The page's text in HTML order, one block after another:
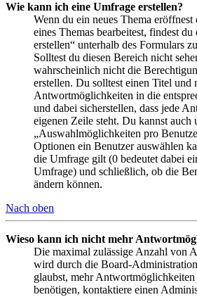
Wie kann ich eine Umfrage erstellen?
Wenn du ein neues Thema eröffnest
eines Themas bearbeitest, findest
erstellen“ unterhalb des Formulars
Solltest du diesen Bereich nicht
wahrscheinlich nicht die
erstellen. Du solltest einen Titel und
Antwortmöglichkeiten in die
und dabei sicherstellen, dass jede
eigenen Zeile steht. Du kannst auch
„Auswahlmöglichkeiten pro
Optionen ein Benutzer auswählen
die Umfrage gilt (0 bedeutet dabei
Umfrage) und schließlich, ob die
ändern können.
Nach oben
Wieso kann ich nicht mehr
Die maximal zulässige Anzahl von
wird durch die Board-
glaubst, mehr Antwortmöglichkeiten
benötigen, kontaktiere einen